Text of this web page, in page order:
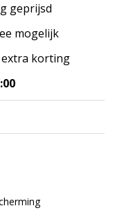
geprijsd
mogelijk
extra korting